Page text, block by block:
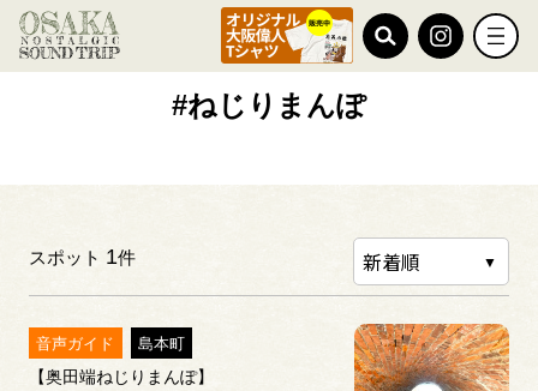
TOP #ねじりまんぽ
#ねじりまんぽ
スポット 1件
音声ガイド 島本町
【奥田端ねじりまんぽ】